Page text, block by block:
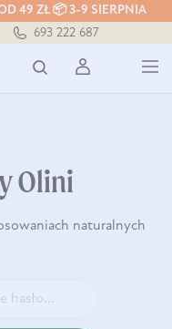
49 ZŁ 📦 3-9 SIERPNIA
693 222 687
Olini
naturalnych